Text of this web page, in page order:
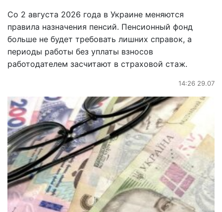
Со 2 августа 2026 года в Украине меняются
правила назначения пенсий. Пенсионный фонд
больше не будет требовать лишних справок, а
периоды работы без уплаты взносов
работодателем засчитают в страховой стаж.
14:26 29.07